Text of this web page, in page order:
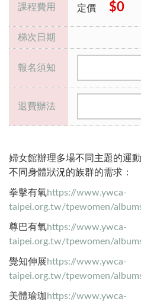
課程費用 定價 $0
梯次日期
報名須知
退費辦法
婦女館辦理多場不同主題的運
不同身體狀況的族群的需求：
拳擊有氧https://www.ywca-
taipei.org.tw/tpewomen/
尊巴有氧https://www.ywca-
taipei.org.tw/tpewomen/
覺知伸展https://www.ywca-
taipei.org.tw/tpewomen/
美體瑜珈 https://www.ywca-